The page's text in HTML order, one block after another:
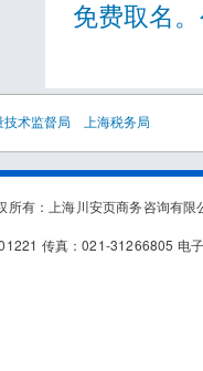
免费取名
技术监督局 上海税务局
所有：上海川安页商务咨询有
传真：021-31266805 电